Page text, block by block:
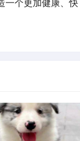
一个更加健康、快